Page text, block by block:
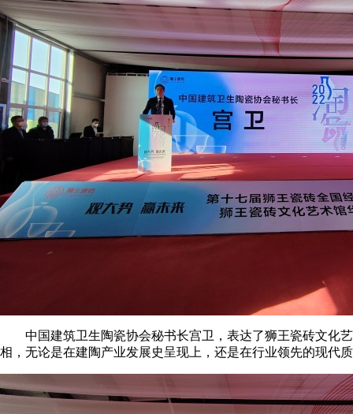
中国建筑卫生陶瓷协会秘书长宫卫，表达了狮王瓷砖文化艺
相，无论是在建陶产业发展史呈现上，还是在行业领先的现代